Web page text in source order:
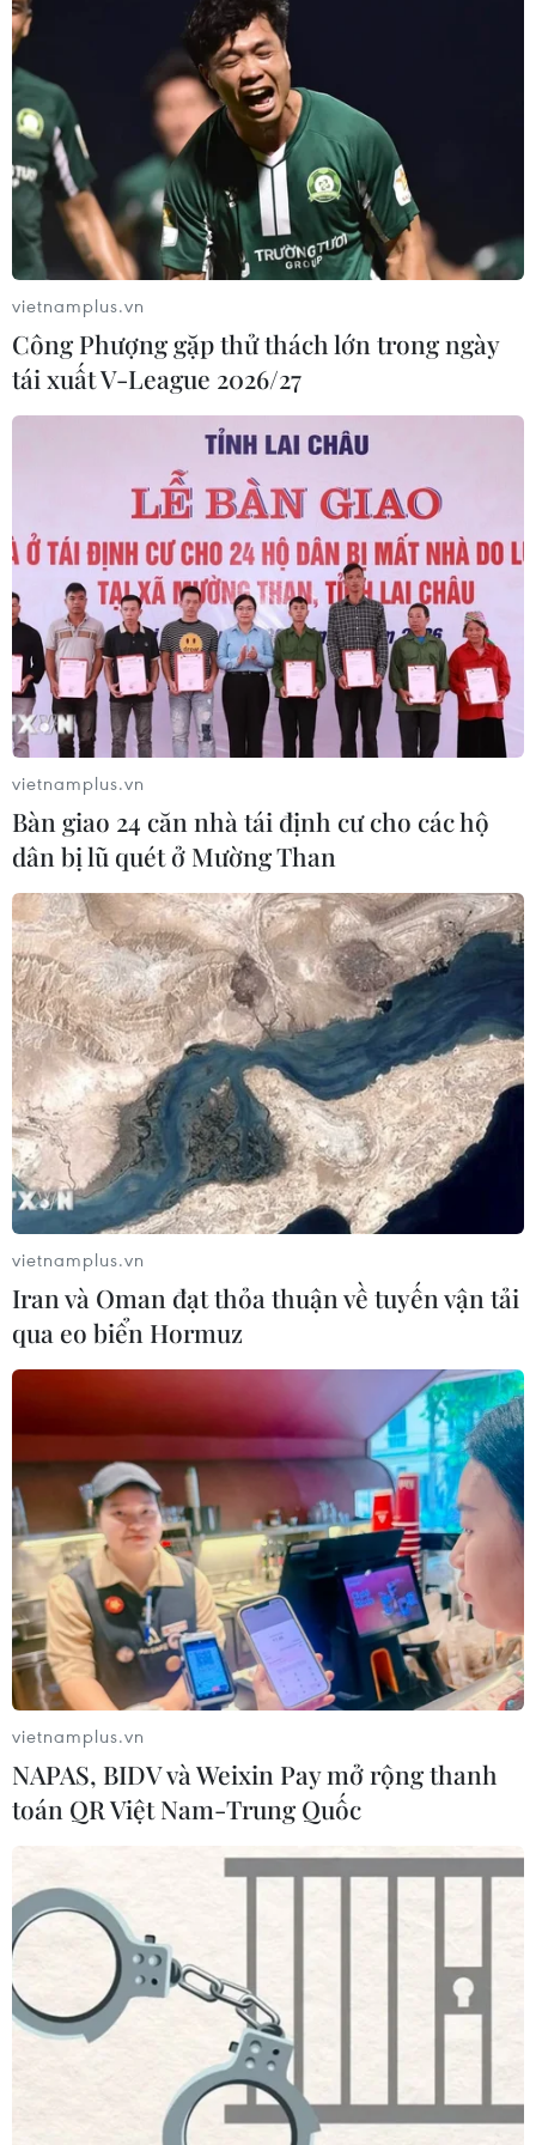
vietnamplus.vn
Công Phượng gặp thử thách lớn trong ngày
tái xuất V-League 2026/27
vietnamplus.vn
Bàn giao 24 căn nhà tái định cư cho các hộ
dân bị lũ quét ở Mường Than
vietnamplus.vn
Iran và Oman đạt thỏa thuận về tuyến vận tải
qua eo biển Hormuz
vietnamplus.vn
NAPAS, BIDV và Weixin Pay mở rộng thanh
toán QR Việt Nam-Trung Quốc